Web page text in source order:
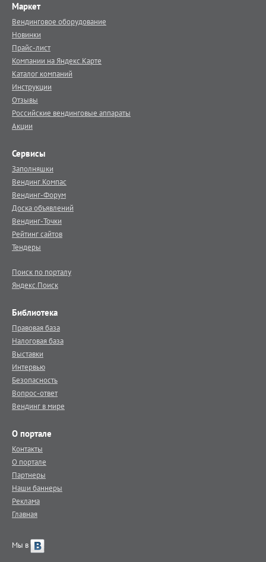
Маркет
Вендинговое оборудование
Новинки
Прайс-лист
Компании на Яндекс.Карте
Каталог компаний
Инструкции
Отзывы
Российские вендинговые аппараты
Акции
Сервисы
Заполняшки
Вендинг.Компас
Вендинг-Форум
Доска объявлений
Вендинг-Точки
Рейтинг сайтов
Тендеры
Поиск по порталу
Яндекс.Поиск
Библиотека
Правовая база
Налоговая база
Выставки
Интервью
Безопасность
Вопрос-ответ
Вендинг в мире
О портале
Контакты
О портале
Партнеры
Наши баннеры
Реклама
Главная
Мы в